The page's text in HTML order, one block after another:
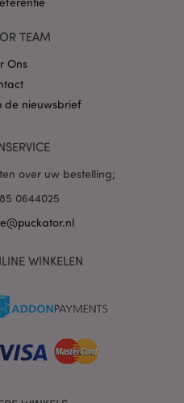
TEAM
Ons
de nieuwsbrief
over uw bestelling;
0644025
WINKELEN
PHP.net
Adobe Inc.